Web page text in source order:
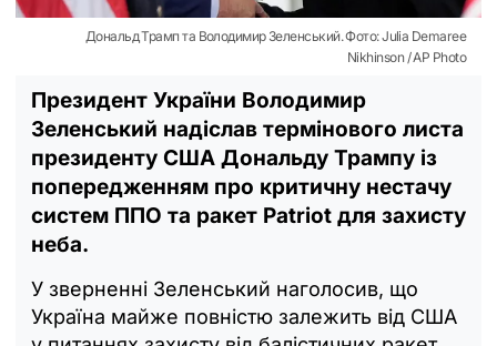
Дональд Трамп та Володимир Зеленський. Фото: Julia Demaree
Nikhinson / AP Photo
Президент України Володимир
Зеленський надіслав термінового листа
президенту США Дональду Трампу із
попередженням про критичну нестачу
систем ППО та ракет Patriot для захисту
неба.
У зверненні Зеленський наголосив, що
Україна майже повністю залежить від США